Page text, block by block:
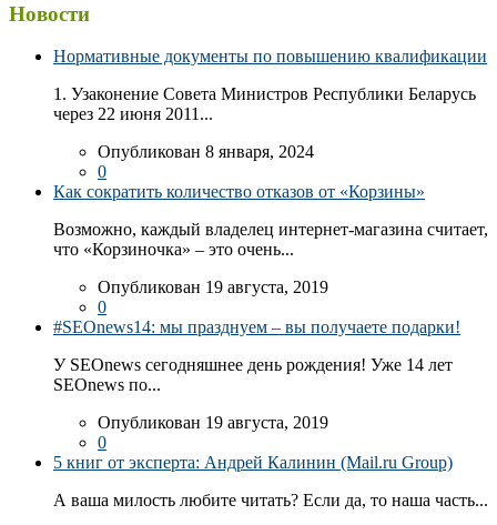
Новости
Нормативные документы по повышению квалификации
1. Узаконение Совета Министров Республики Беларусь
через 22 июня 2011...
Опубликован 8 января, 2024
0
Как сократить количество отказов от «Корзины»
Возможно, каждый владелец интернет-магазина считает,
что «Корзиночка» – это очень...
Опубликован 19 августа, 2019
0
#SEOnews14: мы празднуем – вы получаете подарки!
У SEOnews сегодняшнее день рождения! Уже 14 лет
SEOnews по...
Опубликован 19 августа, 2019
0
5 книг от эксперта: Андрей Калинин (Mail.ru Group)
А ваша милость любите читать? Если да, то наша часть...